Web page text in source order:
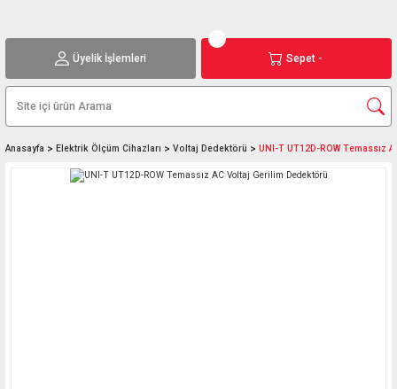
Üyelik İşlemleri Sepet -
Anasayfa Elektrik Ölçüm Cihazları Voltaj Dedektörü UNI-T UT12D-ROW Temassız